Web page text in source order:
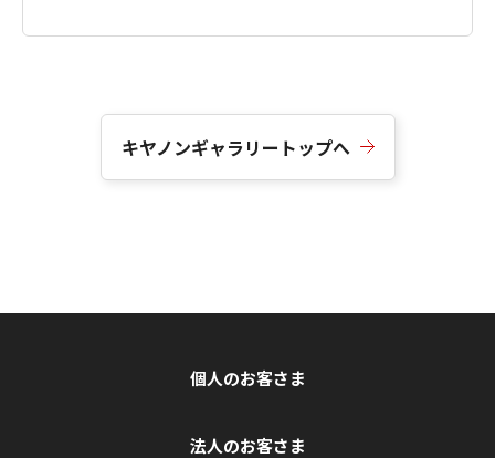
キヤノンギャラリートップへ
個人のお客さま
法人のお客さま